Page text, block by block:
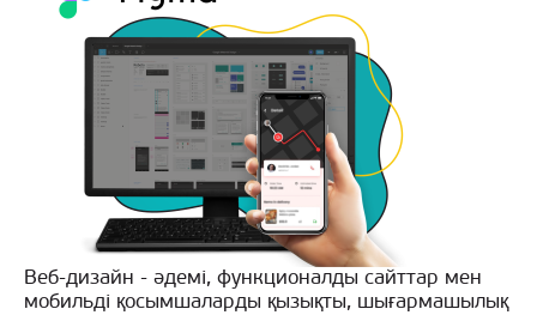
Веб-дизайн - әдемі, функционалды сайттар мен
мобильді қосымшаларды қызықты, шығармашылық